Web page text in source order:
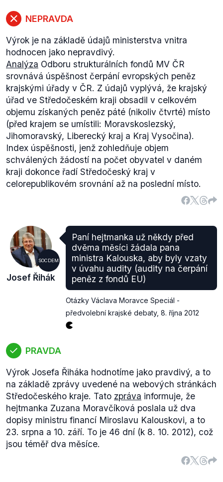
NEPRAVDA
Výrok je na základě údajů ministerstva vnitra
hodnocen jako nepravdivý.
Analýza Odboru strukturálních fondů MV ČR
srovnává úspěšnost čerpání evropských peněz
krajskými úřady v ČR. Z údajů vyplývá, že krajský
úřad ve Středočeském kraji obsadil v celkovém
objemu získaných peněz páté (nikoliv čtvrté) místo
(před krajem se umístili: Moravskoslezský,
Jihomoravský, Liberecký kraj a Kraj Vysočina).
Index úspěšnosti, jenž zohledňuje objem
schválených žádostí na počet obyvatel v daném
kraji dokonce řadí Středočeský kraj v
celorepublikovém srovnání až na poslední místo.
SOCDEM
Josef Řihák
Paní hejtmanka už někdy před
dvěma měsíci žádala pana
ministra Kalouska, aby byly vzaty
v úvahu audity (audity na čerpání
peněz z fondů EU)
Otázky Václava Moravce Speciál -
předvolební krajské debaty, 8. října 2012
PRAVDA
Výrok Josefa Řiháka hodnotíme jako pravdivý, a to
na základě zprávy uvedené na webových stránkách
Středočeského kraje. Tato zpráva informuje, že
hejtmanka Zuzana Moravčíková poslala už dva
dopisy ministru financí Miroslavu Kalouskovi, a to
23. srpna a 10. září. To je 46 dní (k 8. 10. 2012), což
jsou téměř dva měsíce.